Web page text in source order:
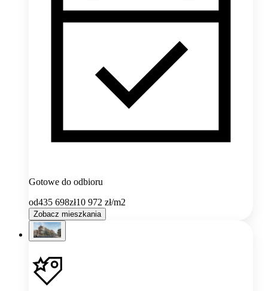
Gotowe do odbioru
od435 698zł10 972 zł/m2
Zobacz mieszkania